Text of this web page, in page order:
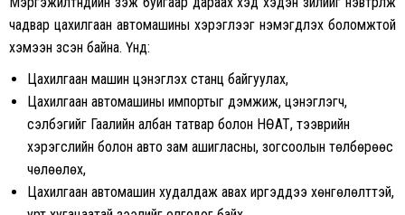
чадвар цахилгаан автомашины хэрэглээг нэмэгдүүлэх боломжтой
хэмээн үзсэн байна. Үүнд:
Цахилгаан машин цэнэглэх станц байгуулах,
Цахилгаан автомашины импортыг дэмжиж, цэнэглэгч,
сэлбэгийг Гаалийн албан татвар болон НӨАТ, тээврийн
хэрэгслийн болон авто зам ашигласны, зогсоолын төлбөрөөс
чөлөөлөх,
Цахилгаан автомашин худалдаж авах иргэддээ хөнгөлөлттэй,